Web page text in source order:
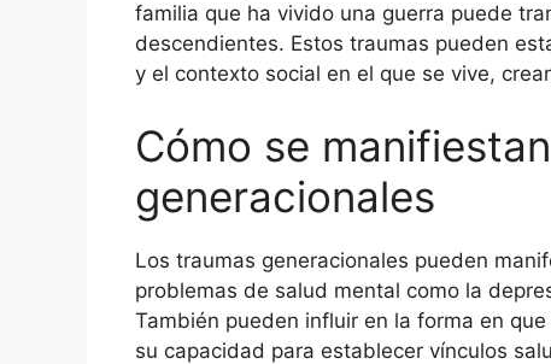
familia que ha vivido una guerra puede
descendientes. Estos traumas pueden
y el contexto social en el que se vive,
Cómo se
generacionales
Los traumas generacionales pueden
problemas de salud mental como la
También pueden influir en la forma en
su capacidad para establecer vínculos